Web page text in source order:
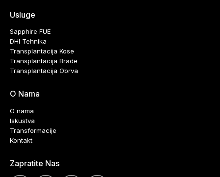
Usluge
Sapphire FUE
DHI Tehnika
Transplantacija Kose
Transplantacija Brade
Transplantacija Obrva
O Nama
O nama
Iskustva
Transformacije
Kontakt
Zapratite Nas